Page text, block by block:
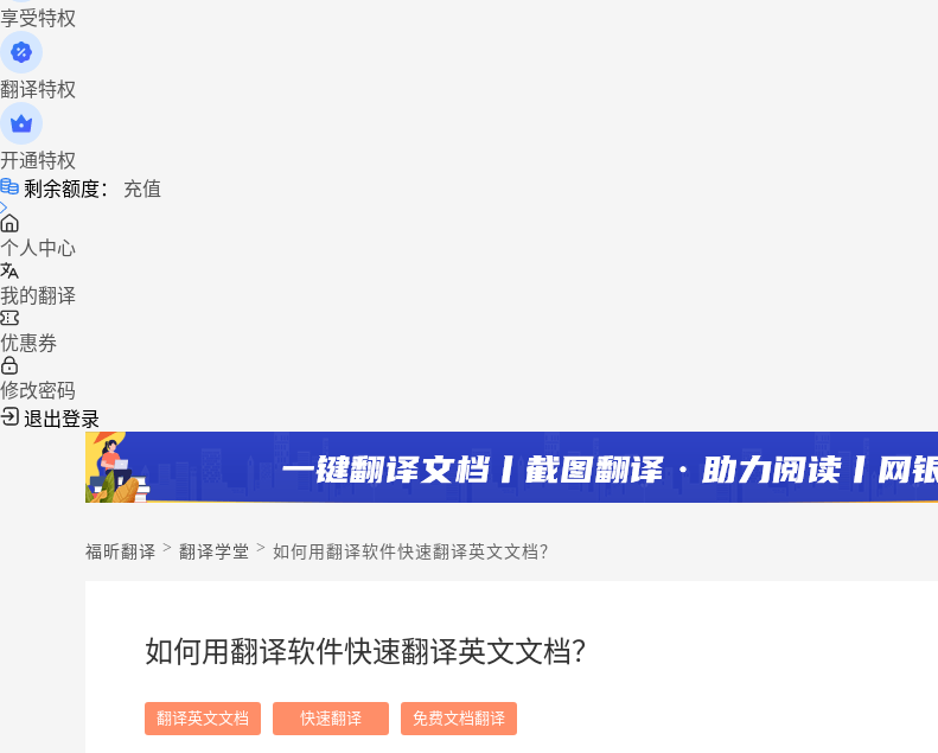
享受特权
翻译特权
开通特权
剩余额度：
充值
个人中心
我的翻译
优惠券
修改密码
退出登录
福昕翻译 > 翻译学堂 > 如何用翻译软件快速翻译英文文档？
如何用翻译软件快速翻译英文文档？
翻译英文文档 快速翻译 免费文档翻译